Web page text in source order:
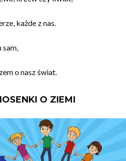
każde z nas.
sam,
o nasz świat.
O ZIEMI